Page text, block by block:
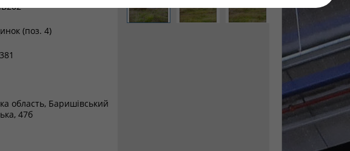
(поз. 4)
область, Баришівський
47б